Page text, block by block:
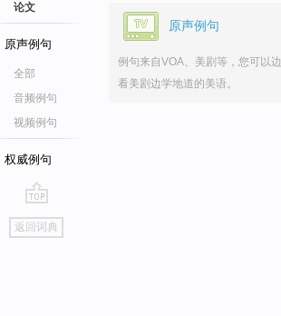
论文
原声例句
全部
音频例句
视频例句
权威例句
go
top
返回词典
原声例句
例句来自VOA、美剧等，您可以边
看美剧边学地道的美语。